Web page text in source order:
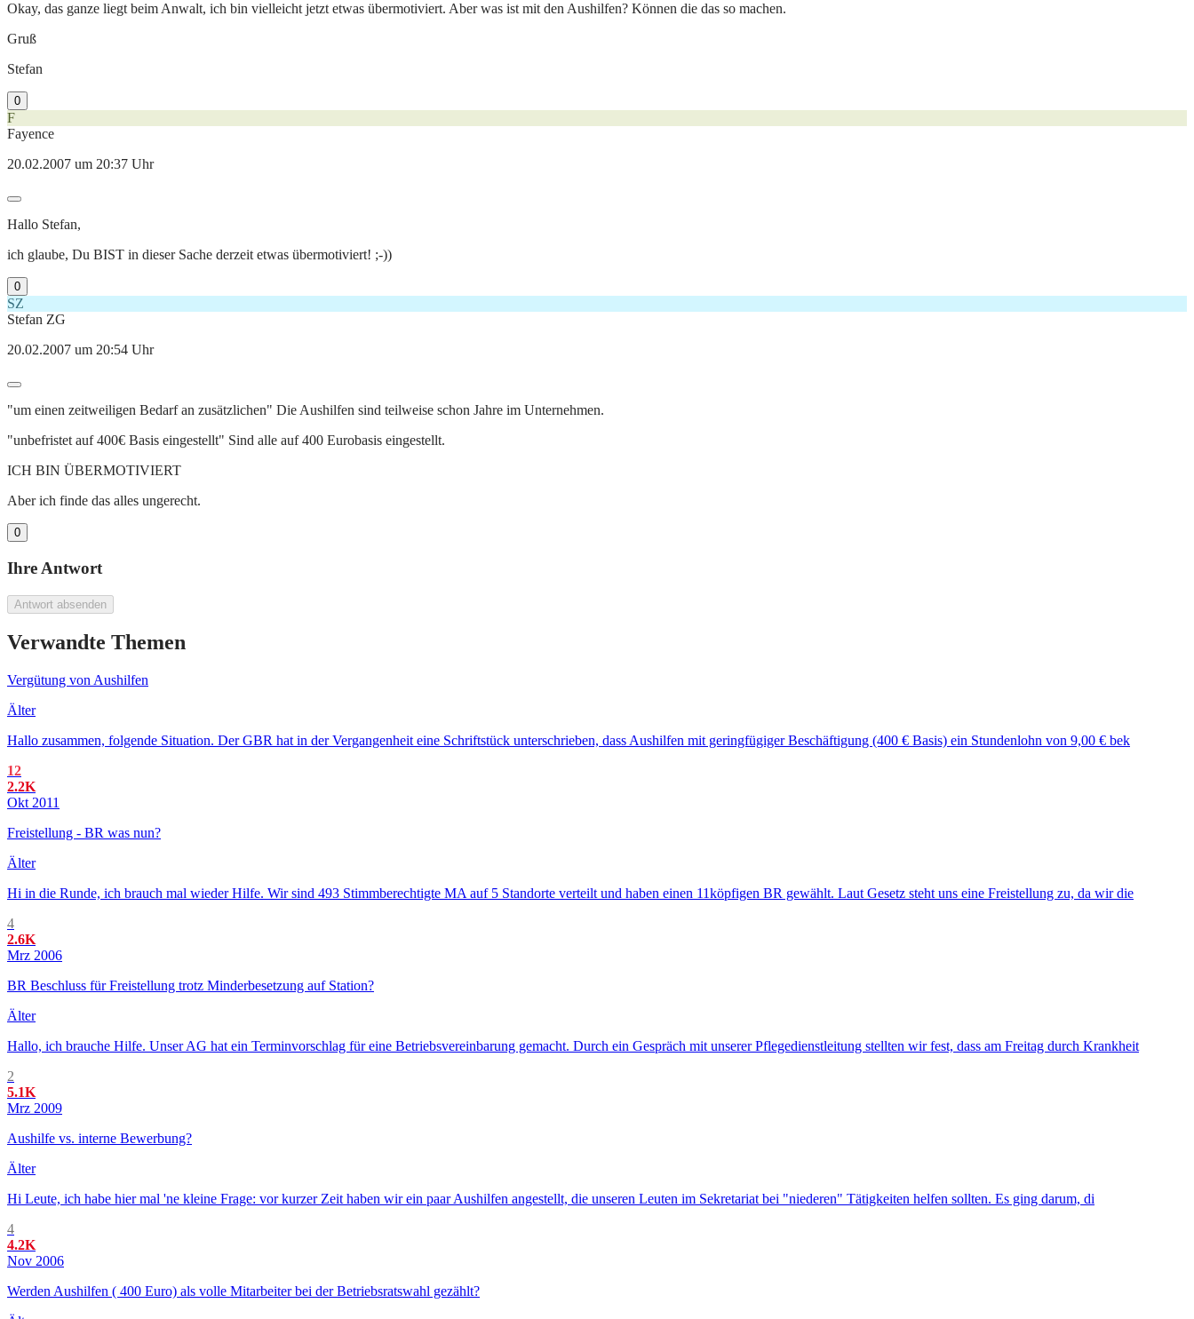
Okay, das ganze liegt beim Anwalt, ich bin vielleicht jetzt etwas übermotiviert. Aber was ist mit den Aushilfen? Können die das so machen.
Gruß
Stefan
0
F
Fayence
20.02.2007 um 20:37 Uhr
Hallo Stefan,
ich glaube, Du BIST in dieser Sache derzeit etwas übermotiviert! ;-))
0
SZ
Stefan ZG
20.02.2007 um 20:54 Uhr
"um einen zeitweiligen Bedarf an zusätzlichen" Die Aushilfen sind teilweise schon Jahre im Unternehmen.
"unbefristet auf 400€ Basis eingestellt" Sind alle auf 400 Eurobasis eingestellt.
ICH BIN ÜBERMOTIVIERT
Aber ich finde das alles ungerecht.
0
Ihre Antwort
Antwort absenden
Verwandte Themen
Vergütung von Aushilfen
Älter
Hallo zusammen, folgende Situation. Der GBR hat in der Vergangenheit eine Schriftstück unterschrieben, dass Aushilfen mit geringfügiger Beschäftigung (400 € Basis) ein Stundenlohn von 9,00 € bek
12
2.2K
Okt 2011
Freistellung - BR was nun?
Älter
Hi in die Runde, ich brauch mal wieder Hilfe. Wir sind 493 Stimmberechtigte MA auf 5 Standorte verteilt und haben einen 11köpfigen BR gewählt. Laut Gesetz steht uns eine Freistellung zu, da wir die
4
2.6K
Mrz 2006
BR Beschluss für Freistellung trotz Minderbesetzung auf Station?
Älter
Hallo, ich brauche Hilfe. Unser AG hat ein Terminvorschlag für eine Betriebsvereinbarung gemacht. Durch ein Gespräch mit unserer Pflegedienstleitung stellten wir fest, dass am Freitag durch Krankheit
2
5.1K
Mrz 2009
Aushilfe vs. interne Bewerbung?
Älter
Hi Leute, ich habe hier mal 'ne kleine Frage: vor kurzer Zeit haben wir ein paar Aushilfen angestellt, die unseren Leuten im Sekretariat bei "niederen" Tätigkeiten helfen sollten. Es ging darum, di
4
4.2K
Nov 2006
Werden Aushilfen ( 400 Euro) als volle Mitarbeiter bei der Betriebsratswahl gezählt?